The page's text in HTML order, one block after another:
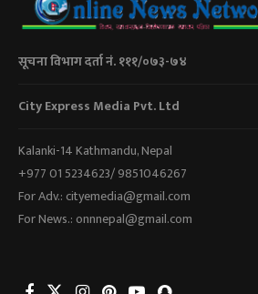
सूचना विभाग दर्ता नं. १११/०७३-७४
City Express Media Pvt. Ltd
Kalanki-14 Kathmandu, Nepal
+977 01 5234623/ 9851046267
For Adv.: cityemedia@gmail.com
For News.: onnnepal@gmail.com